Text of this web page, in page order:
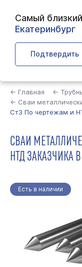
Самый
Екатеринбург
Подтвердить
← Главная ←
← Сваи
Ст3 По чертежам и
СВАИ
НТД ЗАКАЗЧИКА
Есть в наличии